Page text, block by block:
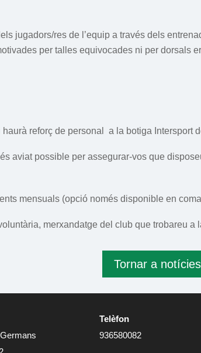
jugadors/res de l’equip a través dels
per talles equivocades ni per dorsals
reforç de personal a la botiga Intersport
aviat possible per assegurar-vos que
mensuals (opció només disponible en
merxandatge del club que trobareu a
Tornar a notícies
Telèfon
936580082